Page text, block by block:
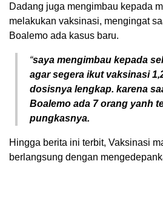
Dadang juga mengimbau kepada
melakukan vaksinasi, mengingat
Boalemo ada kasus baru.
“saya mengimbau kepada
agar segera ikut vaksinasi
dosisnya lengkap. karena
Boalemo ada 7 orang yanh
pungkasnya.
Hingga berita ini terbit, Vaksinasi
berlangsung dengan